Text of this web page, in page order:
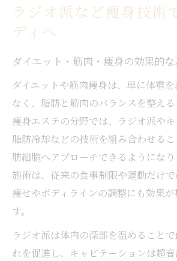
痩身エステのメリットとダ
コツ
理想のボディラインを目指
筋肉と脂肪に効く新ダイエット
筋肉・脂肪にアプローチす
法の仕組み
ダイエット・筋肉・痩身を
せ施術
キャビテーションがもたら
痩身エステの効果を実感す
脂肪冷却と筋肉強化の相乗
ラジオ派など痩身技術
ディへ
ダイエット・筋肉・痩身の効果的
ダイエットや筋肉痩身は、単に体重
なく、脂肪と筋肉のバランスを整える
痩身エステの分野では、ラジオ派やキ
脂肪冷却などの技術を組み合わせる
肪細胞へアプローチできるようにな
施術は、従来の食事制限や運動だけ
痩せやボディラインの調整にも効果
す。
ラジオ派は体内の深部を温めること
れを促進し、キャビテーションは超